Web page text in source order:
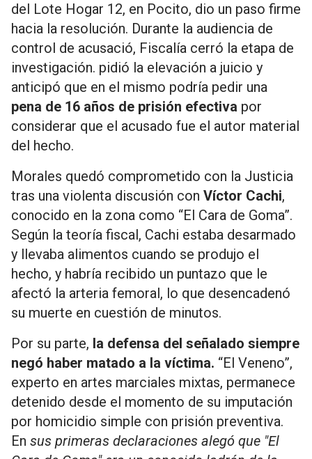
del Lote Hogar 12, en Pocito, dio un paso firme
hacia la resolución. Durante la audiencia de
control de acusació, Fiscalía cerró la etapa de
investigación. pidió la elevación a juicio y
anticipó que en el mismo podría pedir una
pena de 16 años de prisión efectiva por
considerar que el acusado fue el autor material
del hecho.
Morales quedó comprometido con la Justicia
tras una violenta discusión con Víctor Cachi,
conocido en la zona como “El Cara de Goma”.
Según la teoría fiscal, Cachi estaba desarmado
y llevaba alimentos cuando se produjo el
hecho, y habría recibido un puntazo que le
afectó la arteria femoral, lo que desencadenó
su muerte en cuestión de minutos.
Por su parte, la defensa del señalado siempre
negó haber matado a la víctima. “El Veneno”,
experto en artes marciales mixtas, permanece
detenido desde el momento de su imputación
por homicidio simple con prisión preventiva.
En sus primeras declaraciones alegó que "El